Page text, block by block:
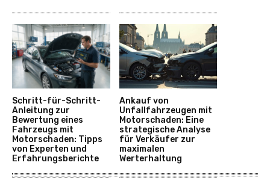
Schritt-für-Schritt-
Anleitung zur
Bewertung eines
Fahrzeugs mit
Motorschaden: Tipps
von Experten und
Erfahrungsberichte
Ankauf von
Unfallfahrzeugen mit
Motorschaden: Eine
strategische Analyse
für Verkäufer zur
maximalen
Werterhaltung